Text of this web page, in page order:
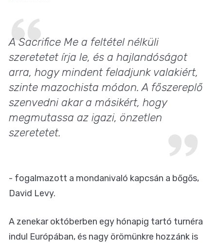
ASacrifice Me a feltétel nélküli
szeretetet írja le, és a hajlandóságot
arra, hogy mindent feladjunk valakiért,
szinte mazochista módon. A főszereplő
szenvedni akar a másikért, hogy
megmutassa az igazi, önzetlen
szeretetet.
- fogalmazott a mondanivaló kapcsán a bőgős,
David Levy.
A zenekar októberben egy hónapig tartó turnéra
indul Európában, és nagy örömünkre hozzánk is